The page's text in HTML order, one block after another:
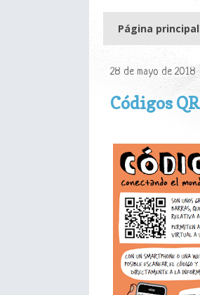
Página principal
28 de mayo de 2018
Códigos QR